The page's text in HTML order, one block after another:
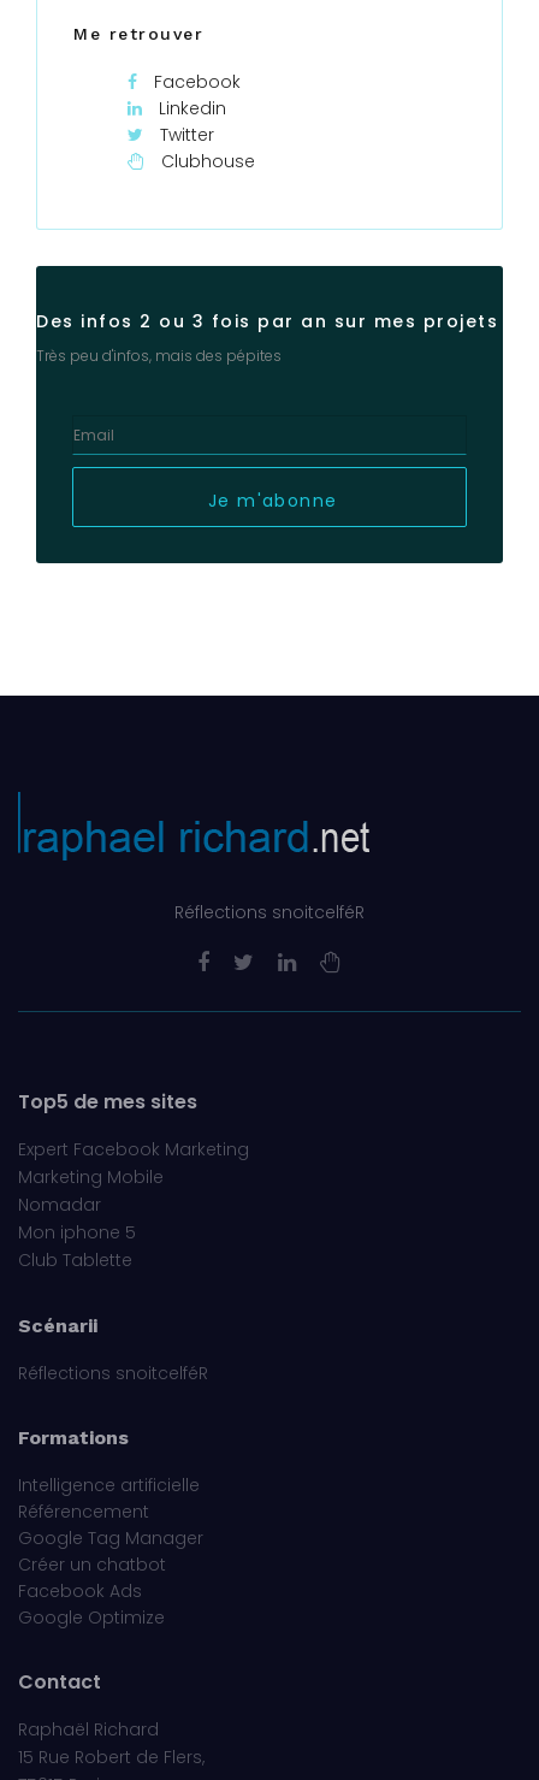
Me retrouver
Facebook
Linkedin
Twitter
Clubhouse
Des infos 2 ou 3 fois par an sur mes projets
Très peu d'infos, mais des pépites
Je m'abonne
Réflections snoitcelféR
Top5 de mes sites
Expert Facebook Marketing
Marketing Mobile
Nomadar
Mon iphone 5
Club Tablette
Scénarii
Réflections snoitcelféR
Formations
Intelligence artificielle
Référencement
Google Tag Manager
Créer un chatbot
Facebook Ads
Google Optimize
Contact
Raphaël Richard
15 Rue Robert de Flers,